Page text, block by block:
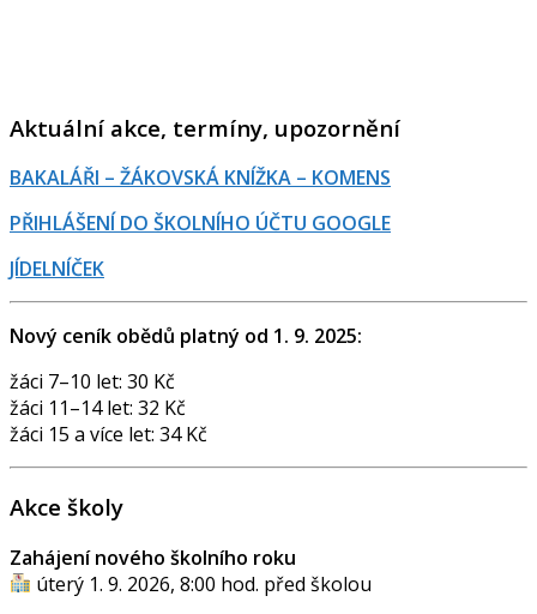
Aktuální akce, termíny, upozornění
BAKALÁŘI – ŽÁKOVSKÁ KNÍŽKA – KOMENS
PŘIHLÁŠENÍ DO ŠKOLNÍHO ÚČTU GOOGLE
JÍDELNÍČEK
Nový ceník obědů platný od 1. 9. 2025:
žáci 7–10 let: 30 Kč
žáci 11–14 let: 32 Kč
žáci 15 a více let: 34 Kč
Akce školy
Zahájení nového školního roku
úterý 1. 9. 2026, 8:00 hod. před školou